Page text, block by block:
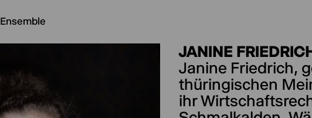
Ensemble
JANINE
Janine Friedrich,
thüringischen
ihr